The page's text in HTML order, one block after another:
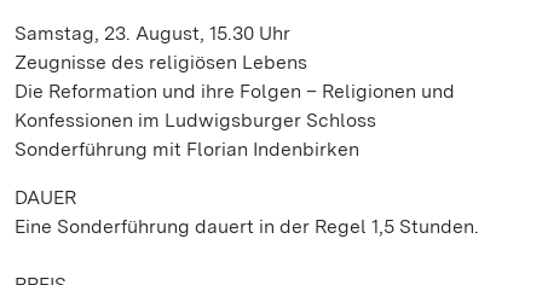
Samstag, 23. August, 15.30 Uhr
Zeugnisse des religiösen Lebens
Die Reformation und ihre Folgen – Religionen und
Konfessionen im Ludwigsburger Schloss
Sonderführung mit Florian Indenbirken
DAUER
Eine Sonderführung dauert in der Regel 1,5 Stunden.